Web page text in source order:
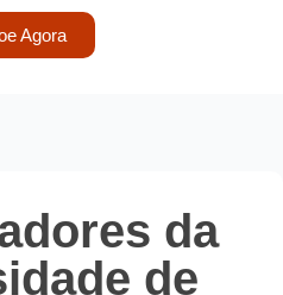
Agora
da
de